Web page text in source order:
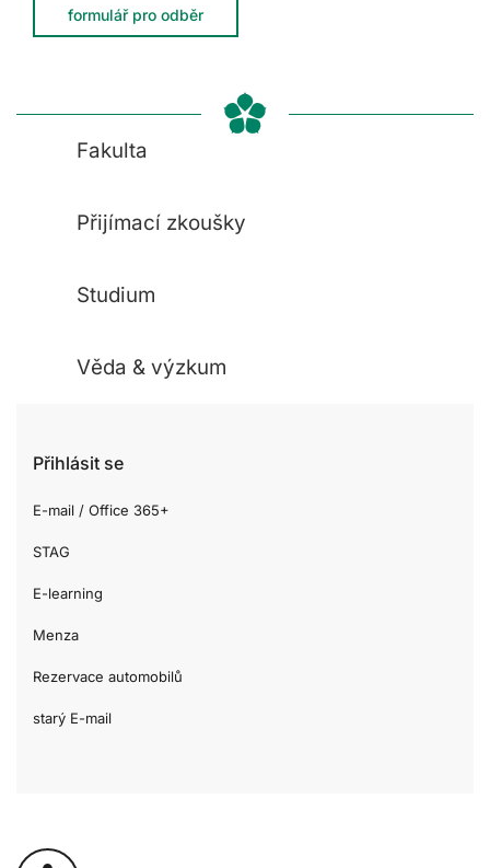
formulář pro odběr
Fakulta
Přijímací zkoušky
Studium
Věda & výzkum
Přihlásit se
E-mail / Office 365+
STAG
E-learning
Menza
Rezervace automobilů
starý E-mail